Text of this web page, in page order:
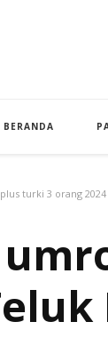
BERANDA
turki 3 orang